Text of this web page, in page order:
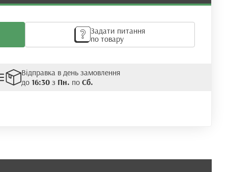
Задати питання
по товару
Відправка в день замовлення
до16:30 з Пн. поСб.